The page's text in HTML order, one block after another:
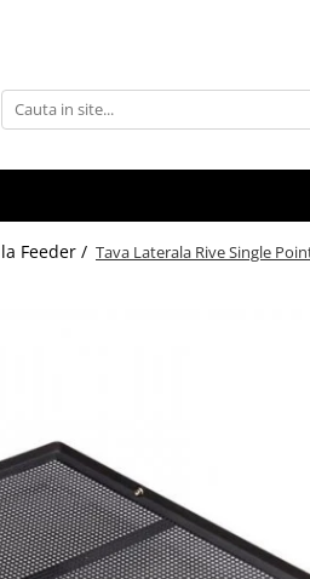
Feeder / Tava Laterala Rive Single